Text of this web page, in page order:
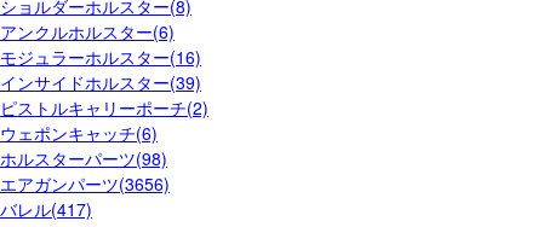
ショルダーホルスター(8)
アンクルホルスター(6)
モジュラーホルスター(16)
インサイドホルスター(39)
ピストルキャリーポーチ(2)
ウェポンキャッチ(6)
ホルスターパーツ(98)
エアガンパーツ(3656)
バレル(417)